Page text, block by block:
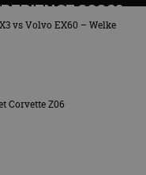
2026?
vs Volvo EX60 – Welke
Corvette Z06